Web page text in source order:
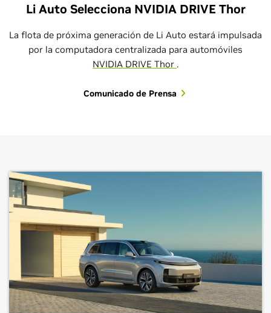
Li Auto Selecciona NVIDIA DRIVE Thor
La flota de próxima generación de Li Auto estará impulsada
por la computadora centralizada para automóviles
NVIDIA DRIVE Thor .
Comunicado de Prensa